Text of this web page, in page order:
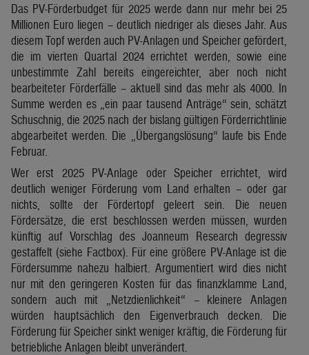
Das PV-Förderbudget für 2025 werde dann nur mehr bei 25
Millionen Euro liegen – deutlich niedriger als dieses Jahr. Aus
diesem Topf werden auch PV-Anlagen und Speicher gefördert,
die im vierten Quartal 2024 errichtet werden, sowie eine
unbestimmte Zahl bereits eingereichter, aber noch nicht
bearbeiteter Förderfälle – aktuell sind das mehr als 4000. In
Summe werden es „ein paar tausend Anträge“ sein, schätzt
Schuschnig, die 2025 nach der bislang gültigen Förderrichtlinie
abgearbeitet werden. Die „Übergangslösung“ laufe bis Ende
Februar.
Wer erst 2025 PV-Anlage oder Speicher errichtet, wird
deutlich weniger Förderung vom Land erhalten – oder gar
nichts, sollte der Fördertopf geleert sein. Die neuen
Fördersätze, die erst beschlossen werden müssen, wurden
künftig auf Vorschlag des Joanneum Research degressiv
gestaffelt (siehe Factbox). Für eine größere PV-Anlage ist die
Fördersumme nahezu halbiert. Argumentiert wird dies nicht
nur mit den geringeren Kosten für das finanzklamme Land,
sondern auch mit „Netzdienlichkeit“ – kleinere Anlagen
würden hauptsächlich den Eigenverbrauch decken. Die
Förderung für Speicher sinkt weniger kräftig, die Förderung für
betriebliche Anlagen bleibt unverändert.